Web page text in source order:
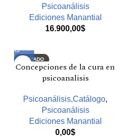
Psicoanálisis
Ediciones Manantial
16.900,00$
AGOTADO
Concepciones de la cura en
psicoanalisis
Psicoanálisis,Catálogo,
Psicoanálisis
Ediciones Manantial
0,00$